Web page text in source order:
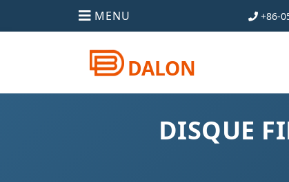
MENU +86-
DALON
DISQUE